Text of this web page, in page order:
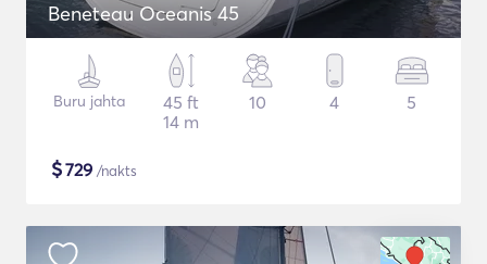
Beneteau Oceanis 45
Buru jahta
45 ft
14 m
10 4 5
$729 /nakts